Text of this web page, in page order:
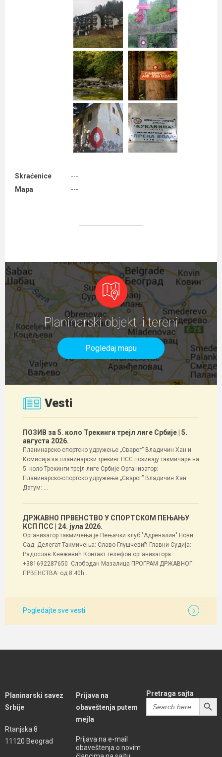
Skraćenice
---
Mapa
---
Planinarski objekti i tereni
Pogledaj mapu
Vesti
ПОЗИВ за 5. коло Трекинги трејл лиге Србије | 5.
августа 2026.
Планинарско-спортско удружење „Сварог” Владичин Хан и
Комисија за планинарски трекинг ПСС позивају такмичаре на
5. коло Трекинги трејл лиге Србије Организатор:
Планинарско-спортско удружење „Сварог” Владичин Хан
Датум: ...
ДРЖАВНО ПРВЕНСТВО У СПОРТСКОМ ПЕЊАЊУ
КСП ПСС
| 24. јула 2026.
Организатор такмичења је Пењачки клуб "Адреналин" Нови
Сад. Делегат Такмичења: Славо Глушчевић Главни Судија:
Радослав Кнежевић Контакт телефон организатора:
+381692287650 Слободан Мазалица ПРОГРАМ ДРЖАВНОГ
ПРВЕНСТВА: од 8:40h...
Pogledajte sve vesti
Planinarski savez
Srbije
Rtanjska 8
11120 Beograd
Prijava na
obaveštenja putem
mejla
Prijava na e-mail
obaveštenja o novim
Pretraga sajta
Search
for:
SEARCH